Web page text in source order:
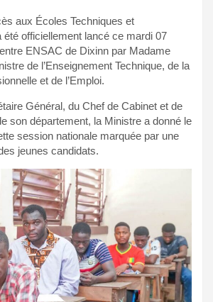
aux Écoles Techniques et
été officiellement lancé ce mardi 07
ENSAC de Dixinn par Madame
de l’Enseignement Technique, de la
et de l’Emploi.
Général, du Chef de Cabinet et de
son département, la Ministre a donné le
session nationale marquée par une
jeunes candidats.